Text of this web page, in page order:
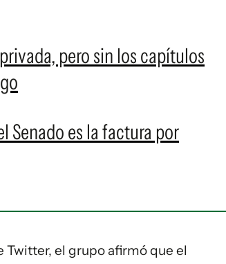
pero sin los capítulos
Senado es la factura por
Twitter, el grupo afirmó que el